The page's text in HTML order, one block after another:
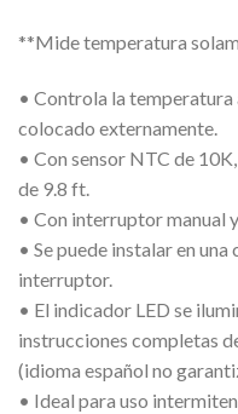
**Mide temperatura
• Controla la temperatura
colocado externamente.
• Con sensor NTC de
de 9.8 ft.
• Con interruptor manual
• Se puede instalar en
interruptor.
• El indicador LED se
instrucciones completas
(idioma español no
• Ideal para uso